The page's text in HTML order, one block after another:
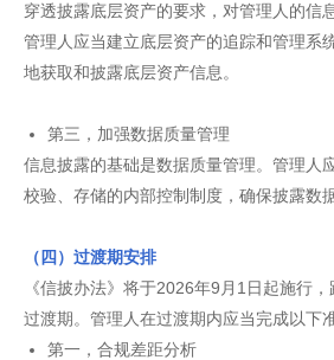
穿透披露底层资产的要求，对管理人的信
管理人应当建立底层资产的追踪和管理系
地获取和披露底层资产信息 。
第三，加强数据质量管理
信息披露的基础是数据质量管理。管理人
校验、存储的内部控制制度，确保披露数
（四）过渡期安排
《信披办法》将于2026年9月1日起施行
过渡期。管理人在过渡期内应当完成以下
第一，合规差距分析